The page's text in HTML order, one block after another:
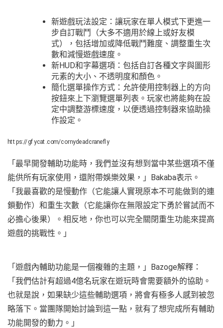
新遊戲玩法設定：讓玩家在單人模式下更進一
步自訂戰鬥（大多不適用於線上或好友模
式），包括增加或降低戰鬥難度、調整重生次
數和減慢遊戲速度。
新HUD和字幕選項：包括自訂各種文字與圖形
元素的大小、不透明度和顏色。
簡化選單操作方式：允許使用控制器上的方向
按鈕來上下瀏覽選單列表。玩家也將能夠在設
定中調整游標速度，以便透過控制器來協助操
作設定。
https://gfycat.com/cornydeadcranefly
「最早開發輔助功能時，我們並沒有想到當中某些選項不僅
能供所有玩家使用，還附帶娛樂效果，」Bakaba表示。
「我最喜歡的是慢動作（它能讓人實現原本不可能做到的連
鎖動作）和重生次數（它能讓你在無限設定下勇於嘗試而不
必擔心後果）。相反地，你也可以完全關閉重生功能來提高
遊戲的挑戰性。」
「遊戲內輔助功能是一個複雜的主題，」Bazoge解釋：
「我們估計有超過4億名玩家在遊玩時會需要額外的協助。
也就是說，如果缺少這些輔助選項，將會有極多人感到被忽
略落下。當團隊開始討論到這一點，就有了想完成所有輔助
功能開發的動力。」